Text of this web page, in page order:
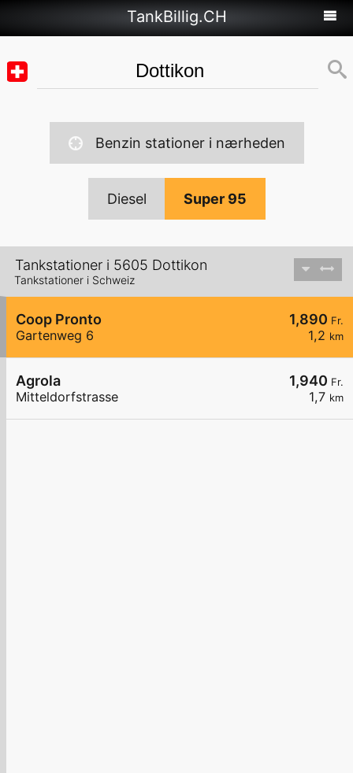
TankBillig.CH
Benzin stationer i nærheden
Diesel Super 95
Tankstationer i 5605 Dottikon
Tankstationer i Schweiz
1,890 Fr.
1,2 km
Coop Pronto
Gartenweg 6
1,940 Fr.
1,7 km
Agrola
Mitteldorfstrasse